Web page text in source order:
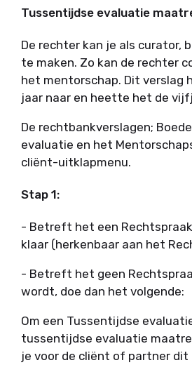
Tussentijdse evaluatie
De rechter kan je als curator,
te maken. Zo kan de rechter
het mentorschap. Dit verslag
jaar naar en heette het de
De rechtbankverslagen;
evaluatie en het
cliënt-uitklapmenu.
Stap 1:
- Betreft het een
klaar (herkenbaar aan het
- Betreft het geen
wordt, doe dan het volgende:
Om een Tussentijdse
tussentijdse evaluatie
je voor de cliënt of partner